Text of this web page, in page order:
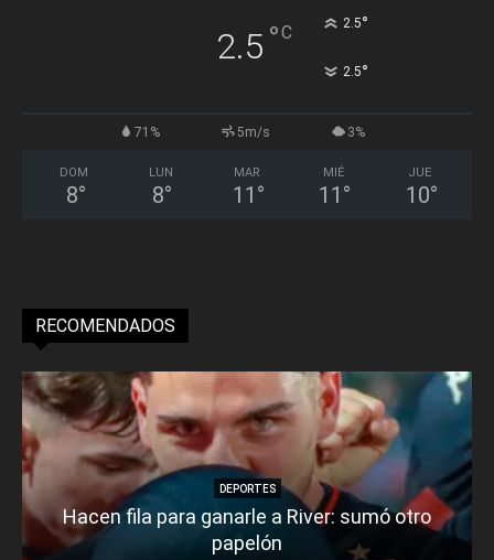
2.5 °C 2.5°
2.5°
71% 5m/s 3%
DOM
8°
LUN
8°
MAR
11 °
MIÉ
11 °
JUE
10°
RECOMENDADOS
DEPORTES
Hacen fila para ganarle a River: sumó otro
papelón